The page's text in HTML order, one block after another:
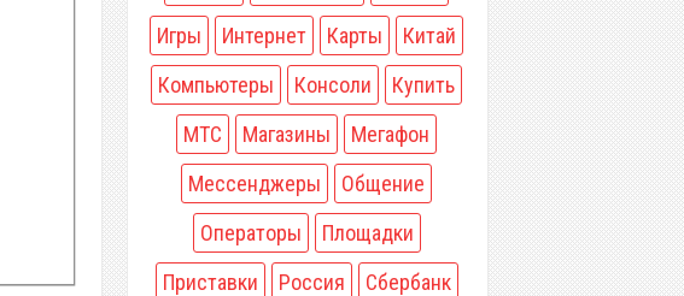
Игры
Интернет Карты
Китай
Компьютеры
Консоли
Купить
МТС
Магазины
Мегафон
Мессенджеры
Общение
Операторы
Площадки
Приставки
Россия
Сбербанк